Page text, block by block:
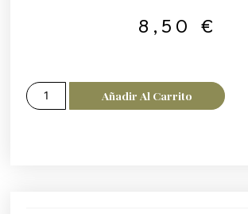
8,50€
Añadir Al Carrito